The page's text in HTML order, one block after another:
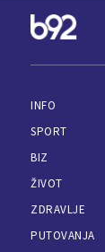
INFO
SPORT
BIZ
ŽIVOT
ZDRAVLJE
PUTOVANJA